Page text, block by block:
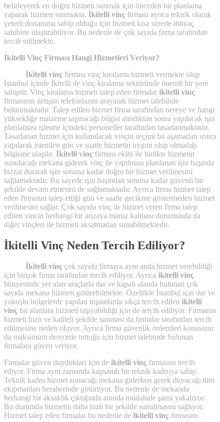
belirleyerek en doğru hizmeti sunmak için önceden bir planlama
yaparak hizmeti sunmakta. İkitelli vinç firması ayrıca teknik olarak
yeterli donanıma sahip olduğu için hizmeti kısa sürede ihtiyaç
sahibine ulaştırabiliyor. Bu nedenle de çok sayıda firma tarafından
tercih edilmekte.
İkitelli Vinç Firması Hangi Hizmetleri Veriyor?
İkitelli vinç firması vinç kiralama hizmeti vermekte olup
İstanbul içinde İkitelli de vinç kiralama sektöründe önemli bir yere
sahiptir. Vinç kiralama hizmeti talep eden firmalar ikitelli vinç
firmasının iletişim telefonlarını arayarak hizmet talebinde
bulunmaktadır. Talep edilen hizmet firma tarafından nereye ve hangi
yüksekliğe malzeme taşınacağı bilgisi alındıktan sonra yapılacak işin
planlaması işletme içindeki personeller tarafından tasarlanmaktadır.
Tasarlanan hizmet için kullanılacak vinçin seçimi bu aşamadan sonra
yapılarak istenilen gün ve saatte hizmetin uygun olup olmadığı
bilgisine ulaşılır. İkitelli vinç firması ekibi ile birlikte hizmetin
sunulacağı mekana giderek vinç ile yapılması planlanan işin başında
bizzat durarak işin sonuna kadar doğru bir hizmet verilmesini
sağlamaktadır. Bu sayede işin başından sonuna kadar güvenli bir
şekilde devam etmesini de sağlamaktadır. Ayrıca firma hizmet talep
eden firmanın talep ettiği gün ve saatte gecikme göstermeden hizmet
verilmesini sağlar. Çok sayıda vinç ile hizmet veren firma talep
edilen vincin herhangi bir arızaya maruz kalması durumunda da
diğer vinçleri ile hizmeti aksatmadan sunabilmektedir.
İkitelli Vinç Neden Tercih Ediliyor?
İkitelli vinç çok sayıda firmaya aynı anda hizmet verebildiği
için birçok firma tarafından tercih ediliyor. Ayrıca ikitelli vinç
bünyesinde yer alan araçlarla dar ve kapalı alanda bulunan çok
sayıda mekana hizmeti götürebilmekte. Özellikle İstanbul için dar ve
yokuşlu bölgelerde yapılan inşaatlarda sıkça tercih edilen ikitelli
vinç bu alanlara hizmeti taşıyabildiği için de tercih ediliyor. Firmanın
hizmeti hızlı ve kaliteli şekilde sunması da firmalar tarafından tercih
edilmesine neden oluyor. Ayrıca firma güvenlik önlemleri konusunu
da maksimum derecede tuttuğu için hizmet talebinde bulunan
firmalara güven veriyor.
Firmalar güven duydukları için de ikitelli vinç firmasını tercih
ediyor. Firma aynı zamanda kapsamlı bir teknik kadroya sahip.
Teknik kadro hizmet sunacağı mekana giderken gerek duyacağı tüm
ekipmanları beraberinde götürüyor. Bu nedenle de mekanda
herhangi bir aksaklık çıktığında anında müdahale şansı yakalıyor.
Bu durumda hizmetin daha hızlı bir şekilde sunulmasını sağlıyor.
Hizmet talep eden firmalar bu nedenle de ikitelli vinç firmasını